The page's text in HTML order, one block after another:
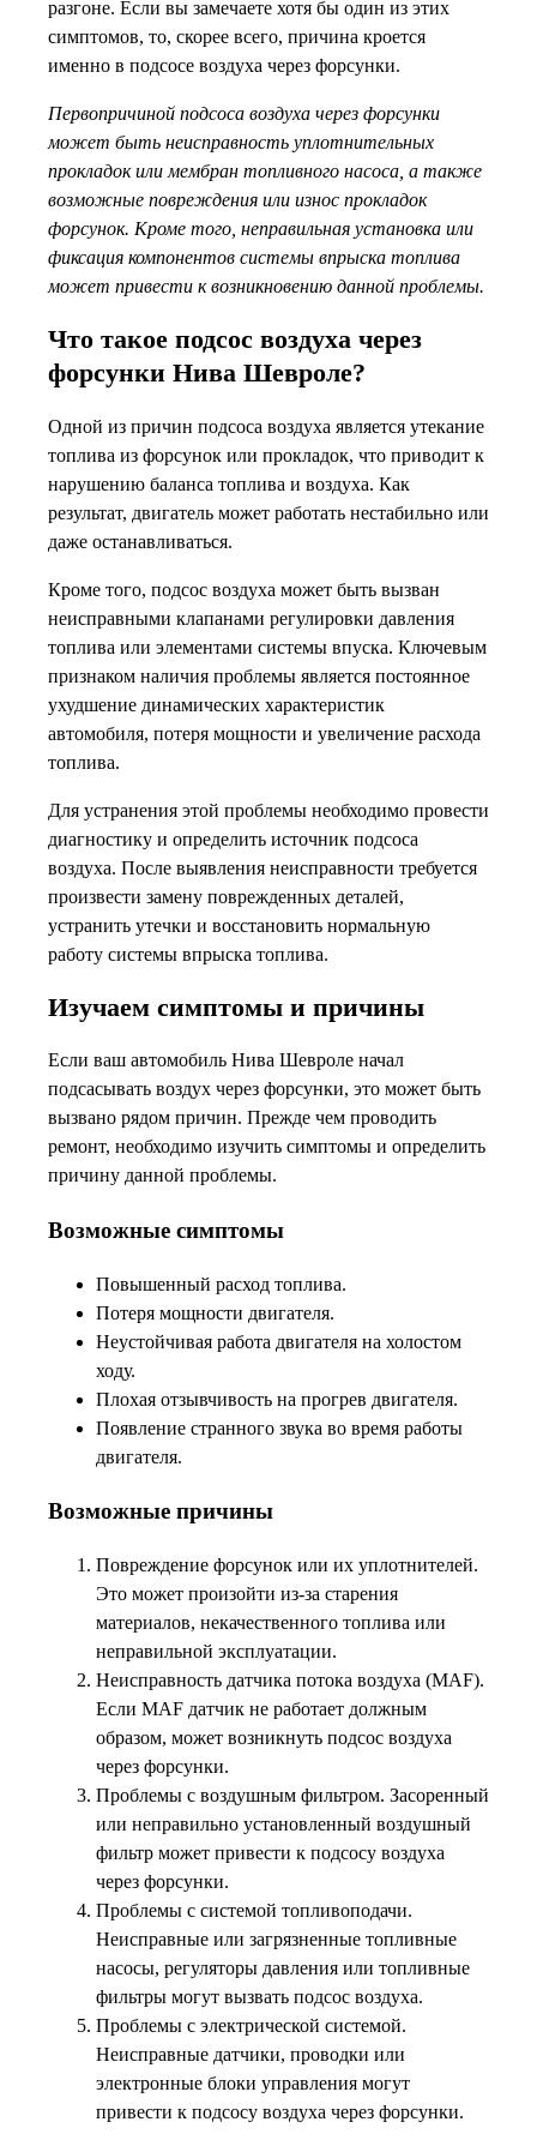
разгоне. Если вы замечаете хотя бы один из этих
симптомов, то, скорее всего, причина кроется
именно в подсосе воздуха через форсунки.
Первопричиной подсоса воздуха через форсунки
может быть неисправность уплотнительных
прокладок или мембран топливного насоса, а также
возможные повреждения или износ прокладок
форсунок. Кроме того, неправильная установка или
фиксация компонентов системы впрыска топлива
может привести к возникновению данной проблемы.
Что такое подсос воздуха через
форсунки Нива Шевроле?
Одной из причин подсоса воздуха является утекание
топлива из форсунок или прокладок, что приводит к
нарушению баланса топлива и воздуха. Как
результат, двигатель может работать нестабильно или
даже останавливаться.
Кроме того, подсос воздуха может быть вызван
неисправными клапанами регулировки давления
топлива или элементами системы впуска. Ключевым
признаком наличия проблемы является постоянное
ухудшение динамических характеристик
автомобиля, потеря мощности и увеличение расхода
топлива.
Для устранения этой проблемы необходимо провести
диагностику и определить источник подсоса
воздуха. После выявления неисправности требуется
произвести замену поврежденных деталей,
устранить утечки и восстановить нормальную
работу системы впрыска топлива.
Изучаем симптомы и причины
Если ваш автомобиль Нива Шевроле начал
подсасывать воздух через форсунки, это может быть
вызвано рядом причин. Прежде чем проводить
ремонт, необходимо изучить симптомы и определить
причину данной проблемы.
Возможные симптомы
Повышенный расход топлива.
Потеря мощности двигателя.
Неустойчивая работа двигателя на холостом
ходу.
Плохая отзывчивость на прогрев двигателя.
Появление странного звука во время работы
двигателя.
Возможные причины
Повреждение форсунок или их уплотнителей.
Это может произойти из-за старения
материалов, некачественного топлива или
неправильной эксплуатации.
Неисправность датчика потока воздуха (MAF).
Если MAF датчик не работает должным
образом, может возникнуть подсос воздуха
через форсунки.
Проблемы с воздушным фильтром. Засоренный
или неправильно установленный воздушный
фильтр может привести к подсосу воздуха
через форсунки.
Проблемы с системой топливоподачи.
Неисправные или загрязненные топливные
насосы, регуляторы давления или топливные
фильтры могут вызвать подсос воздуха.
Проблемы с электрической системой.
Неисправные датчики, проводки или
электронные блоки управления могут
привести к подсосу воздуха через форсунки.